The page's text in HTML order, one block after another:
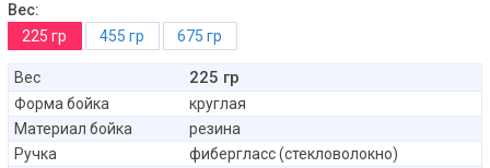
Вес:
225 гр
455 гр 675 гр
Вес 225 гр
Форма бойка
круглая
Материал бойка
резина
Ручка
фибергласс (стекловолокно)